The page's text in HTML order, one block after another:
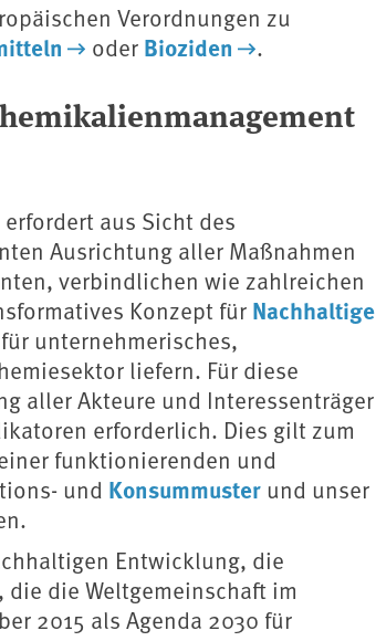
Verordnungen zu
oder Bioziden .
aus Sicht des
Ausrichtung aller Maßnahmen
verbindlichen wie zahlreichen
Konzept für Nachhaltige
unternehmerisches,
liefern. Für diese
aller Akteure und Interessenträger
erforderlich. Dies gilt zum
funktionierenden und
und Konsummuster und unser
Entwicklung, die
die Weltgemeinschaft im
2015 als Agenda 2030 für